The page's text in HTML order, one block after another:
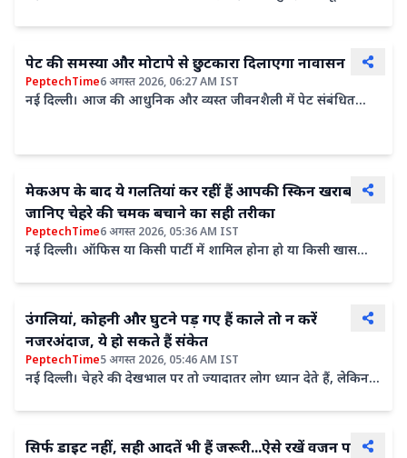
पेट की समस्या और मोटापे से छुटकारा दिलाएगा नावासन
PeptechTime6 अगस्त 2026, 06:27 AM IST
नई दिल्ली। आज की आधुनिक और व्यस्त जीवनशैली में पेट संबंधित
मेकअप के बाद ये गलतियां कर रहीं हैं आपकी स्किन खराब,
जानिए चेहरे की चमक बचाने का सही तरीका
PeptechTime6 अगस्त 2026, 05:36 AM IST
नई दिल्ली। ऑफिस या किसी पार्टी में शामिल होना हो या किसी खास
उंगलियां, कोहनी और घुटने पड़ गए हैं काले तो न करें
नजरअंदाज, ये हो सकते हैं संकेत
PeptechTime5 अगस्त 2026, 05:46 AM IST
नई दिल्ली। चेहरे की देखभाल पर तो ज्यादातर लोग ध्यान देते हैं, लेकिन
सिर्फ डाइट नहीं, सही आदतें भी हैं जरूरी...ऐसे रखें वजन पर